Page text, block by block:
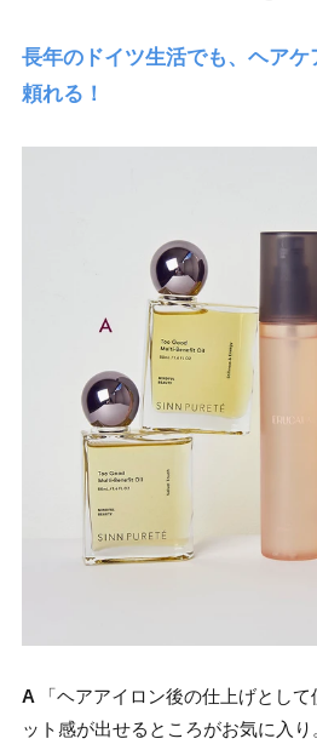
長年のドイツ生活でも、ヘア
頼れる！
A
「ヘアアイロン後の仕上げとし
ット感が出せるところがお気に入り